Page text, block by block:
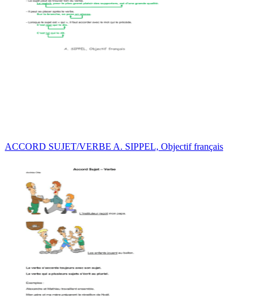
ACCORD SUJET/VERBE A. SIPPEL, Objectif français